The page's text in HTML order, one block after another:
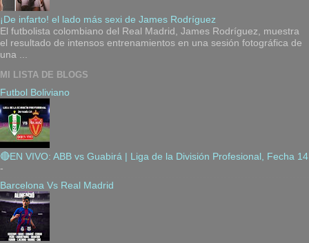
¡De infarto! el lado más sexi de James Rodríguez
El futbolista colombiano del Real Madrid, James Rodríguez, muestra
el resultado de intensos entrenamientos en una sesión fotográfica de
una ...
MI LISTA DE BLOGS
Futbol Boliviano
🔴EN VIVO: ABB vs Guabirá | Liga de la División Profesional, Fecha 14
-
Barcelona Vs Real Madrid